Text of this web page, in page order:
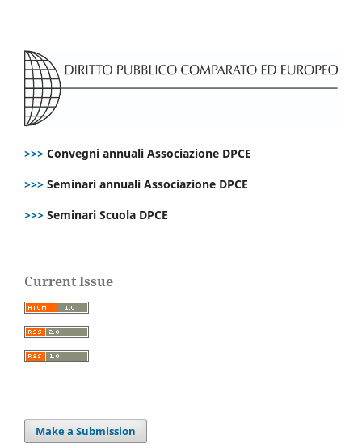
>>> Convegni annuali Associazione DPCE
>>> Seminari annuali Associazione DPCE
>>> Seminari Scuola DPCE
Current Issue
Make a Submission